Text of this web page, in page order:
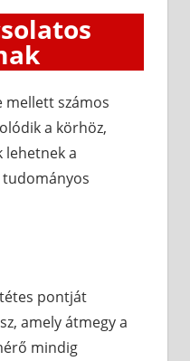
mellett számos
a körhöz,
lehetnek a
pontját
amely átmegy a
mindig